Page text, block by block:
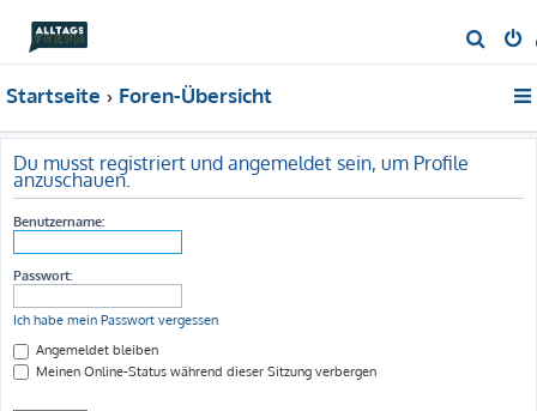
u
Startseite Foren-Übersicht
Du musst registriert und angemeldet sein, um Profile
anzuschauen.
Benutzername:
Passwort:
Ich habe mein Passwort vergessen
Angemeldet bleiben
Meinen Online-Status während dieser Sitzung verbergen